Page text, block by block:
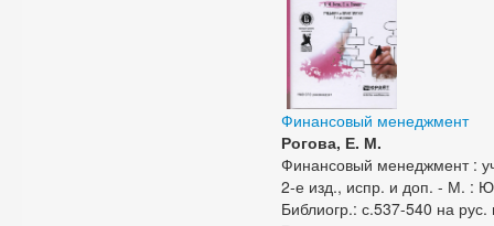
Финансовый менеджмент
Рогова, Е. М.
Финансовый менеджмент :
2-е изд., испр. и доп. - М. :
Библиогр.: с.537-540 на